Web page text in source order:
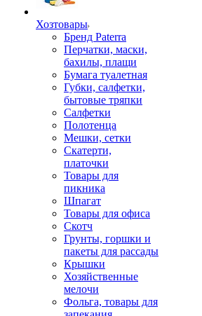
Хозтовары
Бренд Paterra
Перчатки, маски,
бахилы, плащи
Бумага туалетная
Губки, салфетки,
бытовые тряпки
Салфетки
Полотенца
Мешки, сетки
Скатерти,
платочки
Товары для
пикника
Шпагат
Товары для офиса
Скотч
Грунты, горшки и
пакеты для рассады
Крышки
Хозяйственные
мелочи
Фольга, товары для